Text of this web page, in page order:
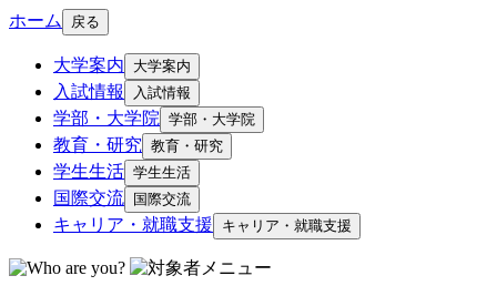
ホーム 戻る
大学案内 大学案内
入試情報 入試情報
学部・大学院 学部・大学院
教育・研究 教育・研究
学生生活 学生生活
国際交流 国際交流
キャリア・就職支援 キャリア・就職支援